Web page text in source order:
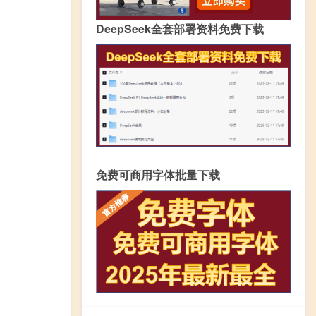
DeepSeek全套部署资料免费下载
免费可商用字体批量下载